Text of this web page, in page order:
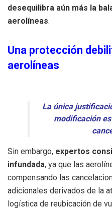
desequilibra aún más la
aerolíneas.
Una protección
aerolíneas
La única
modificación
Sin embargo, expertos
infundada, ya que las
compensando las
adicionales derivados de la
logística de reubicación de